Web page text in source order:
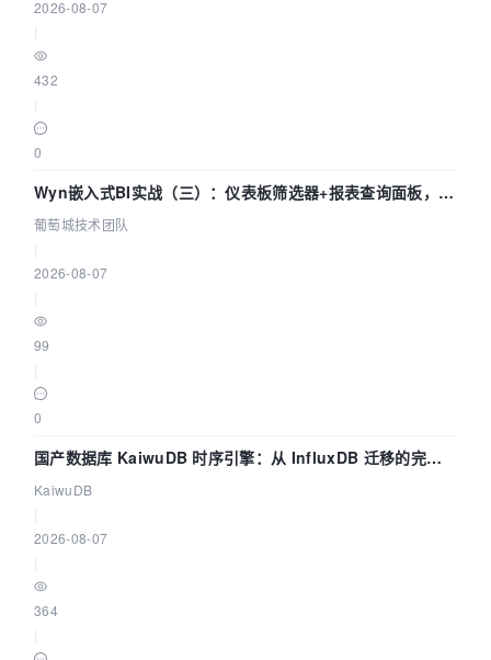
2026-08-07
432
0
Wyn嵌入式BI实战（三）：仪表板筛选器+报表查询面板，参
数联动全闭环
葡萄城技术团队
2026-08-07
99
0
国产数据库 KaiwuDB 时序引擎：从 InfluxDB 迁移的完整
技术路径
KaiwuDB
2026-08-07
364